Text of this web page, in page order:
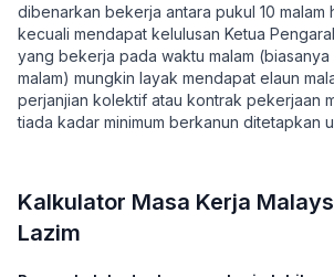
dibenarkan bekerja antara pukul 10 malam
kecuali mendapat kelulusan Ketua
yang bekerja pada waktu malam (biasanya
malam) mungkin layak mendapat elaun
perjanjian kolektif atau kontrak pekerjaan
tiada kadar minimum berkanun ditetapkan
Kalkulator Masa Kerja
Lazim